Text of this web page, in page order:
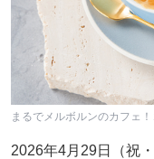
まるでメルボルンのカフェ
2026年4月29日（祝